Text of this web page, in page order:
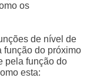
os
de nível de
função do próximo
pela função do
esta: